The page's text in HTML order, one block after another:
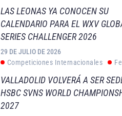
LAS LEONAS YA CONOCEN SU
CALENDARIO PARA EL WXV
SERIES CHALLENGER 2026
29 DE JULIO DE 2026
Competiciones Internacionales
VALLADOLID VOLVERÁ A SER
HSBC SVNS WORLD
2027